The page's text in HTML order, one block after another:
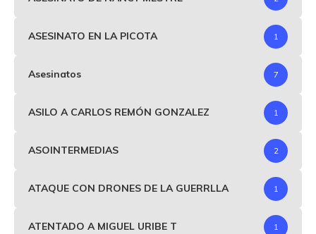
ASESINATO EN LA PICOTA 1
Asesinatos 7
ASILO A CARLOS REMÓN GONZALEZ 1
ASOINTERMEDIAS 2
ATAQUE CON DRONES DE LA GUERRLLA 1
ATENTADO A MIGUEL URIBE T 1